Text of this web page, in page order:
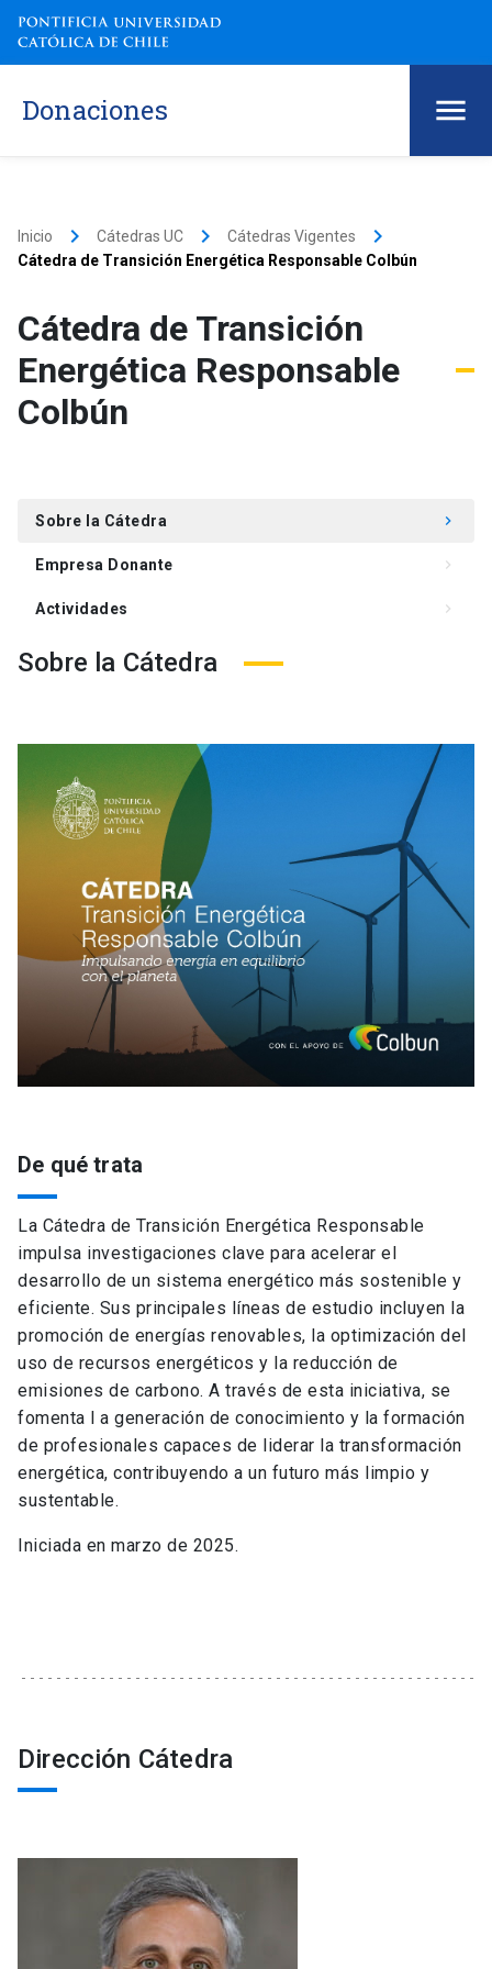
Donaciones
Inicio keyboard_arrow_right Cátedras UC keyboard_arrow_right Cátedras Vigentes keyboard_arrow_right
Cátedra de Transición Energética Responsable Colbún
Cátedra de Transición
Energética Responsable
Colbún
Sobre la Cátedra keyboard_arrow_right
Empresa Donante keyboard_arrow_right
Actividades keyboard_arrow_right
Sobre la Cátedra
De qué trata
La Cátedra de Transición Energética Responsable
impulsa investigaciones clave para acelerar el
desarrollo de un sistema energético más sostenible y
eficiente. Sus principales líneas de estudio incluyen la
promoción de energías renovables, la optimización del
uso de recursos energéticos y la reducción de
emisiones de carbono. A través de esta iniciativa, se
fomenta l a generación de conocimiento y la formación
de profesionales capaces de liderar la transformación
energética, contribuyendo a un futuro más limpio y
sustentable.
Iniciada en marzo de 2025.
Dirección Cátedra